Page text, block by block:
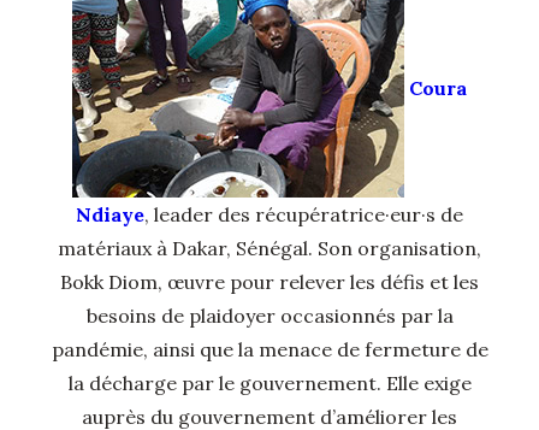
Coura
Ndiaye, leader des récupératrice·eur·s de
matériaux à Dakar, Sénégal. Son organisation,
Bokk Diom, œuvre pour relever les défis et les
besoins de plaidoyer occasionnés par la
pandémie, ainsi que la menace de fermeture de
la décharge par le gouvernement. Elle exige
auprès du gouvernement d’améliorer les